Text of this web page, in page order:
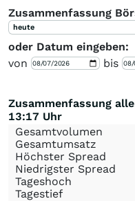
Zusammenfassung
heute
oder Datum eingeben:
von
bis
Zusammenfassung
13:17 Uhr
Gesamtvolumen
Gesamtumsatz
Höchster Spread
Niedrigster Spread
Tageshoch
Tagestief